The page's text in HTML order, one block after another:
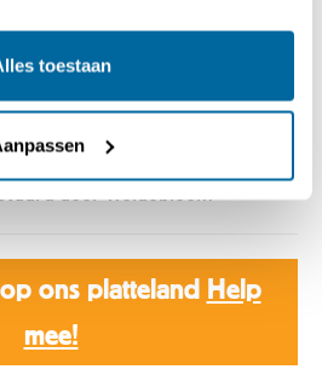
toestaan
| 334x
door Weidebloem
ons platteland Help
mee!